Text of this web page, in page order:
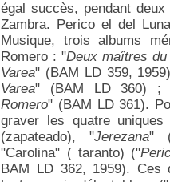
égal succès, pendant
Zambra. Perico el del
Musique, trois albums
Romero : "Deux maîtres
Varea" (BAM LD 359,
Varea" (BAM LD 360) ;
Romero" (BAM LD 361).
graver les quatre
(zapateado), "Jerezana"
"Carolina" ( taranto) ("
BAM LD 362, 1959). Ces